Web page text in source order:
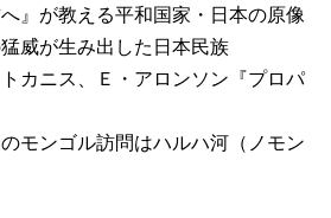
が教える平和国家・日本の原像
が生み出した日本民族
ニス、Ｅ・アロンソン『プロパ
モンゴル訪問はハルハ河（ノモン